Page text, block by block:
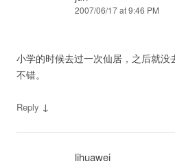
2007/06/17 at 9:46 PM
小学的时候去过一次仙居，之后就
不错。
Reply ↓
lihuawei